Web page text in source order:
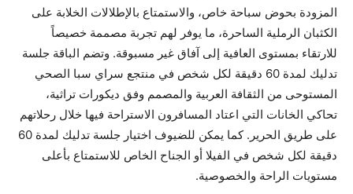
المزودة بحوض سباحة خاص، والاستمتاع بالإطلالات الخلابة على
الكثبان الرملية الساحرة، ما يوفر لهم تجربة مصممة خصيصاً
للارتقاء بمستوى العافية إلى آفاق غير مسبوقة. وتضم الباقة جلسة
تدليك لمدة 60 دقيقة لكل شخص في منتجع سراي سبا الصحي
المستوحى من الثقافة العربية والمصمم وفق ديكورات تراثية،
تحاكي الخانات التي اعتاد المسافرون الاستراحة فيها خلال رحلاتهم
على طريق الحرير. كما يمكن للضيوف اختيار جلسة تدليك لمدة 60
دقيقة لكل شخص في الفيلا أو الجناح الخاص للاستمتاع بأعلى
مستويات الراحة والخصوصية.